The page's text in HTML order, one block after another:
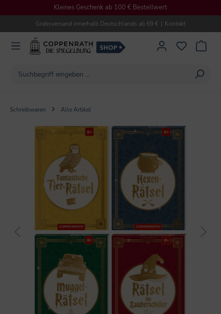
Kleines Geschenk ab 100 € Bestellwert
Gratisversand innerhalb Deutschlands ab 69 € | Kontakt
Schreibwaren Alle Artikel
Bildergalerie überspringen